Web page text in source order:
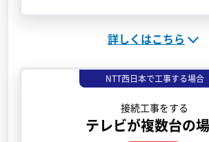
詳しくはこちら
NTT西日本で工事する場合
接続工事をする
テレビが複数台の